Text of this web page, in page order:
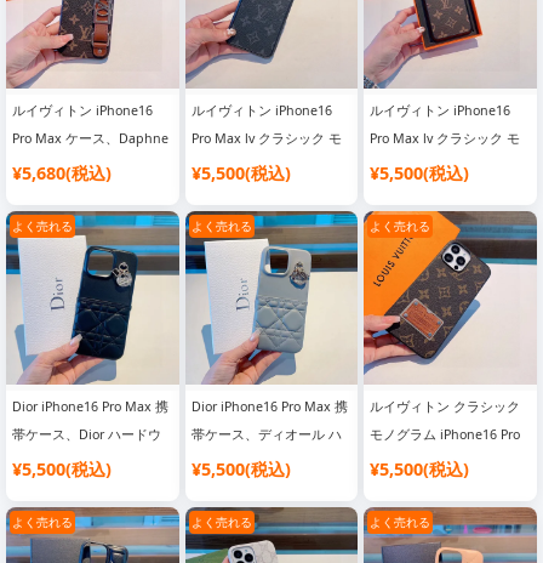
ルイヴィトン iPhone16
Pro Max ケース、Daphne
シリーズ 3 パック電話ケ
まれている、ハイエンドの
ハードウェア、ハイエンド
の高級感 [強い]
¥5,680(税込)
ルイヴィトン iPhone16
Pro Max lv クラシック モ
ノグラム携帯ケース 公式
オリジナル素材、クラシッ
ク ハイエンド 【強い】
¥5,500(税込)
ルイヴィトン iPhone16
Pro Max lv クラシック モ
ノグラム 携帯ケース 公式
オリジナル素材、クラシッ
ク ハイエンド 【強い】
¥5,500(税込)
よく売れる
Dior iPhone16 Pro Max 携
帯ケース、Dior ハードウ
ェア ペンダント、dior 公
ブランドのオリジナルデザ
イン
¥5,500(税込)
よく売れる
Dior iPhone16 Pro Max 携
帯ケース、ディオール ハ
ードウェア ペンダント、
ロ、大手ブランドのオリジ
ナルデザイン
¥5,500(税込)
よく売れる
ルイヴィトン クラシック
モノグラム iPhone16 Pro
Max ケース 公式サイト同
シブ携帯電話ケース、高級
高級[強い]
¥5,500(税込)
よく売れる よく売れる よく売れる